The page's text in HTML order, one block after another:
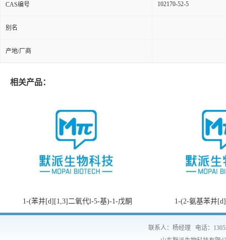
CAS编号 102170-52-5
别名
产地/厂商
相关产品：
1-(苯并[d][1,3]二氧代l-5-基)-1-戊酮 1-(2-氨基苯并
联系人：杨经理 电话：